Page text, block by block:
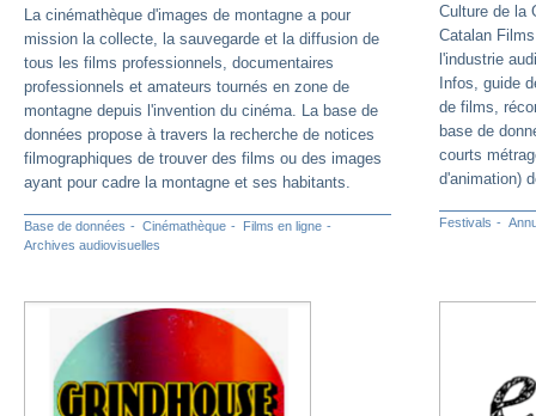
La cinémathèque d'images de montagne a pour
mission la collecte, la sauvegarde et la diffusion de
tous les films professionnels, documentaires
professionnels et amateurs tournés en zone de
montagne depuis l'invention du cinéma. La base de
données propose à travers la recherche de notices
filmographiques de trouver des films ou des images
ayant pour cadre la montagne et ses habitants.
Base de données Cinémathèque
Films en ligne
Archives audiovisuelles
Culture de la
Catalan
l'industrie
Infos, guide
de films,
base de
courts
d'animation)
Festivals